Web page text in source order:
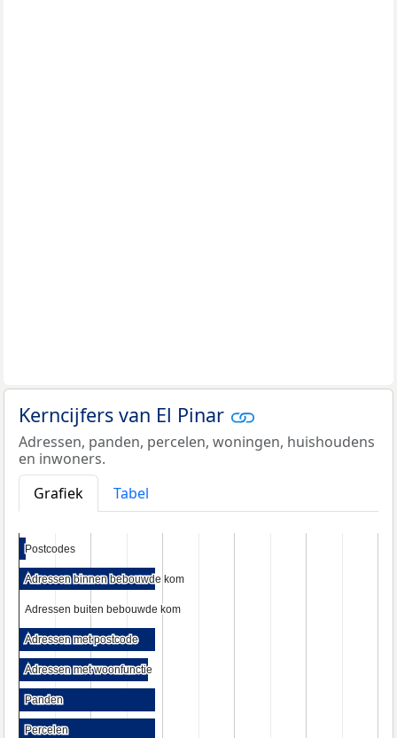
Kerncijfers van El Pinar
Adressen, panden, percelen, woningen, huishoudens
en inwoners.
Grafiek
Tabel
Postcodes
Postcodes
Adressen binnen bebouwde kom
Adressen binnen bebouwde kom
Adressen buiten bebouwde kom
Adressen buiten bebouwde kom
Adressen met postcode
Adressen met postcode
Adressen met woonfunctie
Adressen met woonfunctie
Panden
Panden
Percelen
Percelen